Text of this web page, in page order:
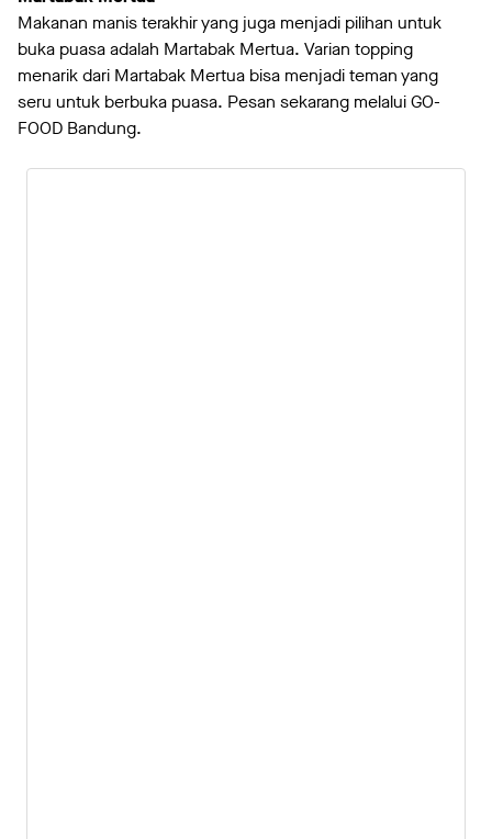
Makanan manis terakhir yang juga menjadi pilihan untuk
buka puasa adalah Martabak Mertua. Varian topping
menarik dari Martabak Mertua bisa menjadi teman yang
seru untuk berbuka puasa. Pesan sekarang melalui GO-
FOOD Bandung.